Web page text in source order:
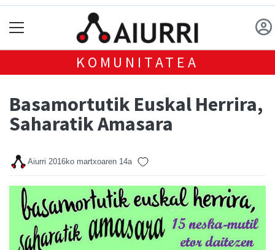
KOMUNITATEA
Basamortutik Euskal Herrira,
Saharatik Amasara
Aiurri 2016ko martxoaren 14a